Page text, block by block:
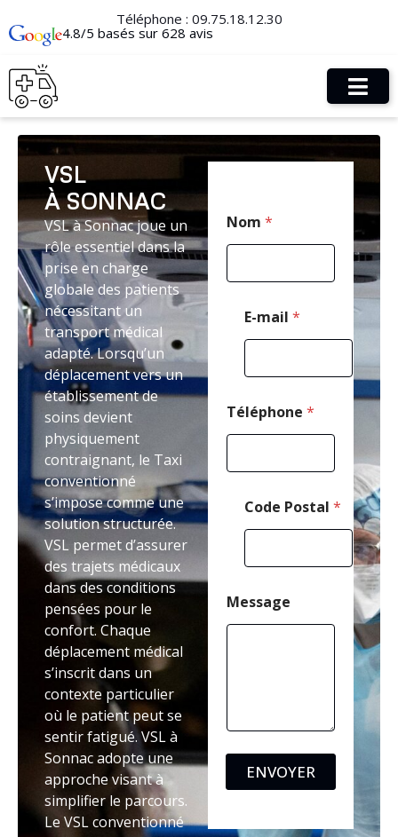
Téléphone : 09.75.18.12.30
4.8/5 basés sur 628 avis
VSL
À SONNAC
VSL à Sonnac joue un
rôle essentiel dans la
prise en charge
globale des patients
nécessitant un
transport médical
adapté. Lorsqu’un
déplacement vers un
établissement de
soins devient
physiquement
contraignant, le Taxi
conventionné
s’impose comme une
solution structurée.
VSL permet d’assurer
des trajets médicaux
dans des conditions
pensées pour le
confort. Chaque
déplacement médical
s’inscrit dans un
contexte particulier
où le patient peut se
sentir fatigué. VSL à
Sonnac adopte une
approche visant à
simplifier le parcours.
Le VSL conventionné
Nom *
e
M
E-mail *
Téléphone *
Code Postal *
Message
ENVOYER